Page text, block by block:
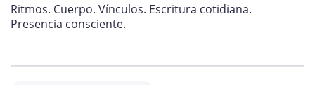
Ritmos. Cuerpo. Vínculos. Escritura cotidiana.
Presencia consciente.